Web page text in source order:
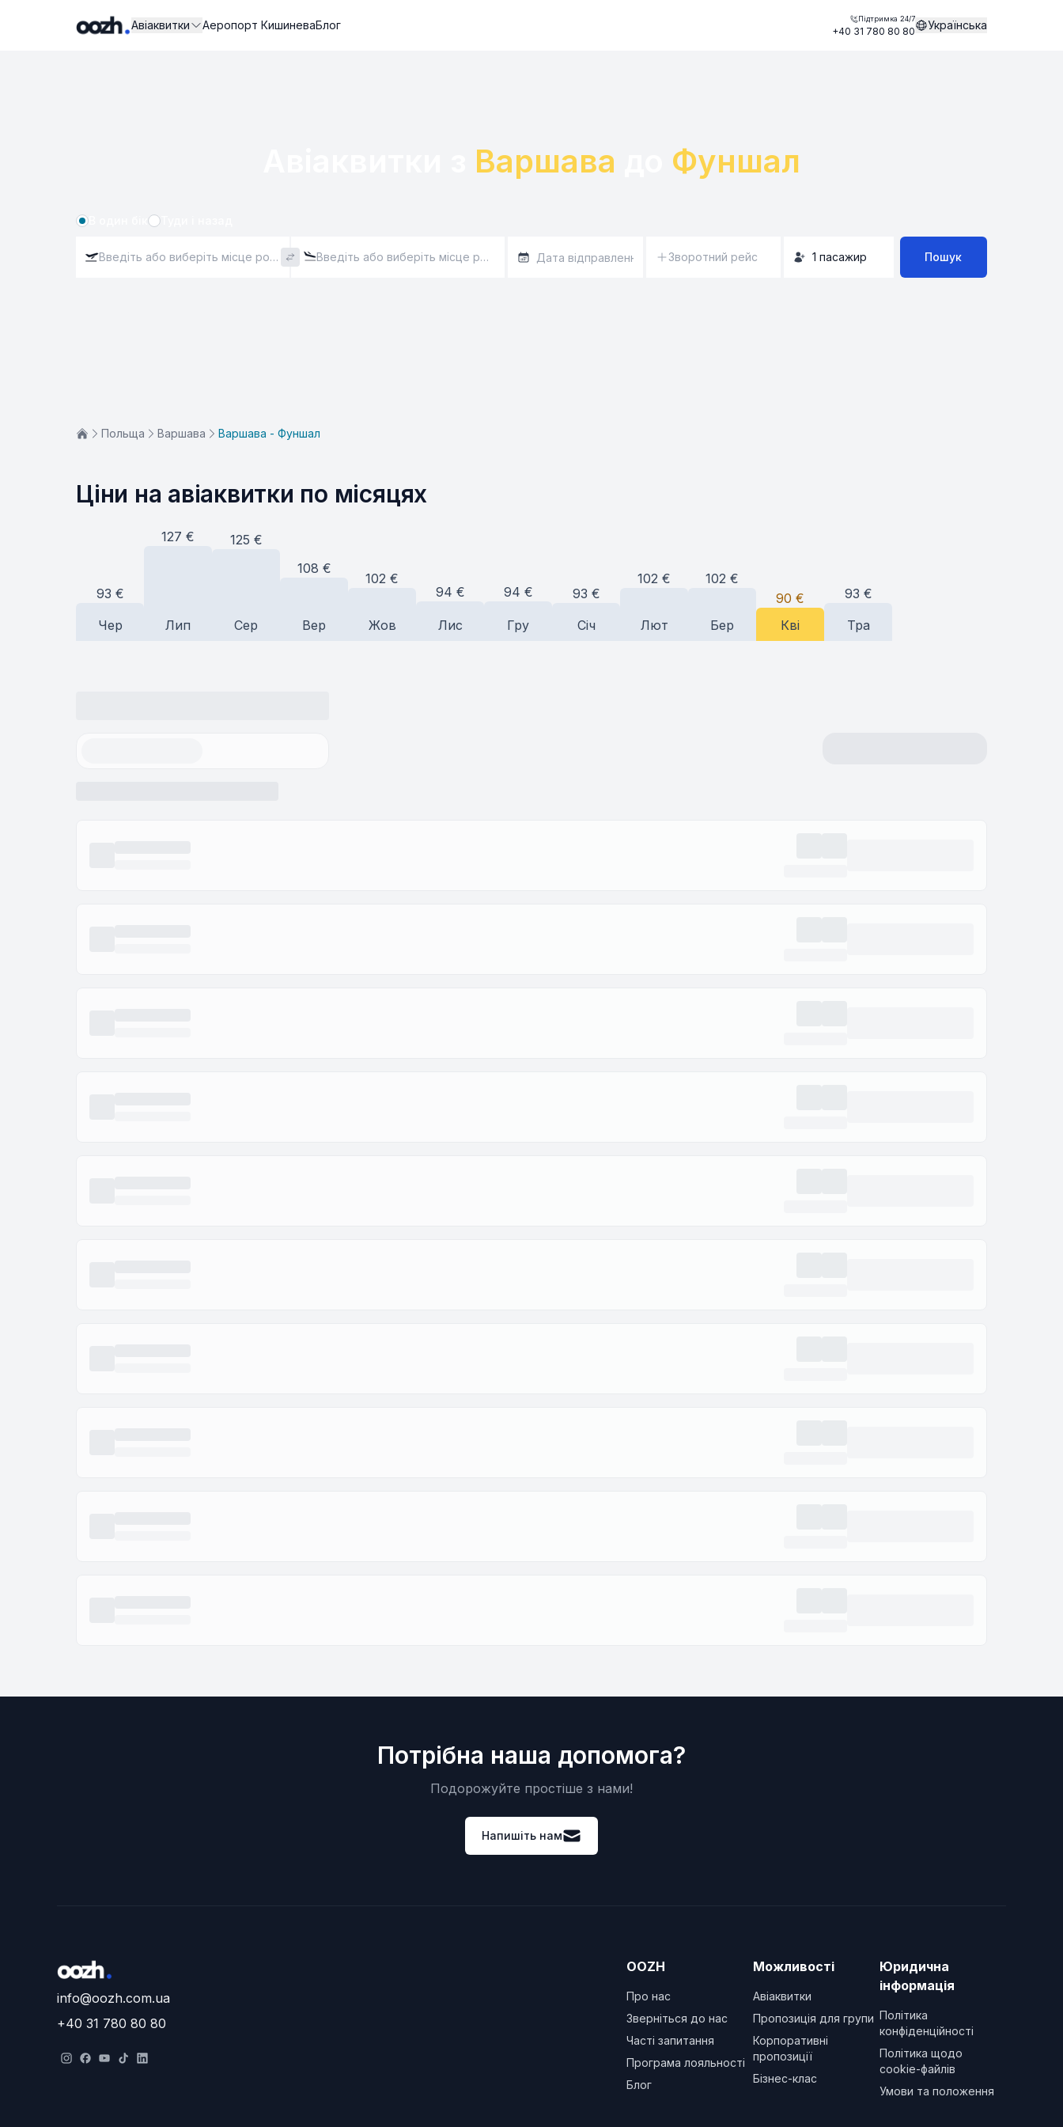
Авіаквитки Аеропорт КишиневаБлог Підтримка 24/7
+40 31 780 80 80 Українська
Варшава Фуншал
Зворотний рейс 1 пасажир Пошук
Польща Варшава Варшава - Фуншал
Ціни на авіаквитки по місяцях
93 €
Чер
127 €
Лип
125 €
Сер
108 €
Вер
102 €
Жов
94 €
Лис
94 €
Гру
93 €
Січ
102 €
Лют
102 €
Бер
90 €
Кві
93 €
Тра
Потрібна наша допомога?
Подорожуйте простіше з нами!
Напишіть нам
info@oozh.com.ua
+40 31 780 80 80
OOZH
Про нас
Зверніться до нас
Часті запитання
Програма лояльності
Блог
Можливості
Авіаквитки
Пропозиція для групи
Корпоративні
пропозиції
Бізнес-клас
Юридична
інформація
Політика
конфіденційності
Політика щодо
cookie-файлів
Умови та положення